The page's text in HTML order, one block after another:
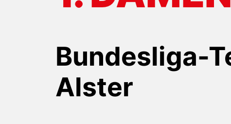
Bundesliga-
Alster